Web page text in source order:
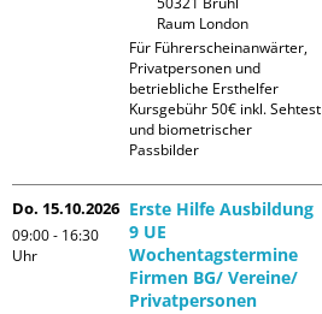
Raum London
Für Führerscheinanwärter,
Privatpersonen und
betriebliche Ersthelfer
Kursgebühr 50€ inkl. Sehtest
und biometrischer
Passbilder
Do. 15.10.2026
09:00 - 16:30
Uhr
Erste Hilfe Ausbildung
9 UE
Wochentagstermine
Firmen BG/ Vereine/
Privatpersonen